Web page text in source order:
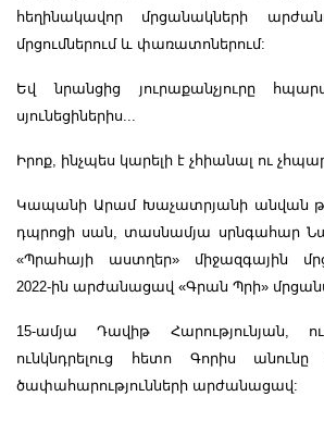
հեղինակավոր մրցանակների
մրցումներում և փառատոներում:
Եվ նրանցից յուրաքանչյուրը
սյունեցիներիս...
Իրոք, ինչպես կարելի է չհիանալ ու
Կապանի Արամ Խաչատրյանի անվան
դպրոցի սան, տասնամյա սրնգահար
«Պրահայի աստղեր» միջազգային
2022-ին արժանացավ «Գրան Պրի»
15-ամյա Դավիթ Հարությունյան,
ունկնդրելուց հետո Գորիս անունը
ծափահարությունների արժանացավ: